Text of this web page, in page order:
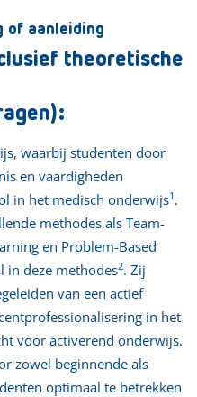
of aanleiding
theoretische
waarbij studenten door
en vaardigheden
in het medisch onderwijs1 .
methodes als Team-
en Problem-Based
in deze methodes2. Zij
van een actief
in het
voor activerend onderwijs.
zowel beginnende als
optimaal te betrekken